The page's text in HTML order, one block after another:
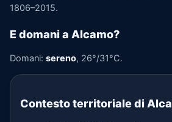
1806–2015.
E domani a Alcamo?
Domani: sereno, 26°/31°C.
Contesto territoriale di